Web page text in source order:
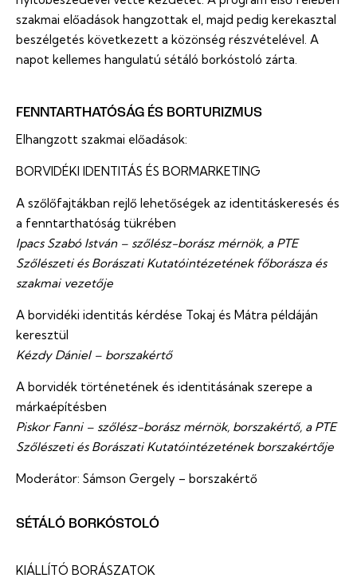
szakmai előadások hangzottak el, majd pedig kerekasztal
beszélgetés következett a közönség részvételével. A
napot kellemes hangulatú sétáló borkóstoló zárta.
FENNTARTHATÓSÁG ÉS BORTURIZMUS
Elhangzott szakmai előadások:
BORVIDÉKI IDENTITÁS ÉS BORMARKETING
A szőlőfajtákban rejlő lehetőségek az identitáskeresés és
a fenntarthatóság tükrében
Ipacs Szabó István – szőlész-borász mérnök, a PTE
Szőlészeti és Borászati Kutatóintézetének főborásza és
szakmai vezetője
A borvidéki identitás kérdése Tokaj és Mátra példáján
keresztül
Kézdy Dániel – borszakértő
A borvidék történetének és identitásának szerepe a
márkaépítésben
Piskor Fanni – szőlész-borász mérnök, borszakértő, a PTE
Szőlészeti és Borászati Kutatóintézetének borszakértője
Moderátor: Sámson Gergely – borszakértő
SÉTÁLÓ BORKÓSTOLÓ
KIÁLLÍTÓ BORÁSZATOK